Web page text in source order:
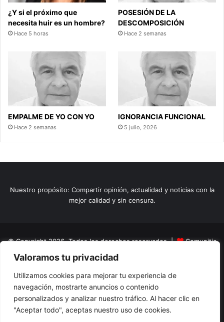
Valoramos tu privacidad
Utilizamos cookies para mejorar tu experiencia de
navegación, mostrarte anuncios o contenido
personalizados y analizar nuestro tráfico. Al hacer clic en
"Aceptar todo", aceptas nuestro uso de cookies.
¿Y si el próximo que
necesita huir es un hombre?
Hace 5 horas
POSESIÓN DE LA
DESCOMPOSICIÓN
Hace 2 semanas
EMPALME DE YO CON YO
Hace 2 semanas
IGNORANCIA FUNCIONAL
5 julio, 2026
Nuestro propósito: Compartir opinión, actualidad y noticias con la
mejor calidad y sin censura.
© Copyright 2026, Todos los derechos reservados |
Comunitic
SAS BICNit 901228106
Home
Actualidad Variedades Opinion Turismo
El Tinteadero
Caricaturas Reportajes
FacebookYouTubeInstagram